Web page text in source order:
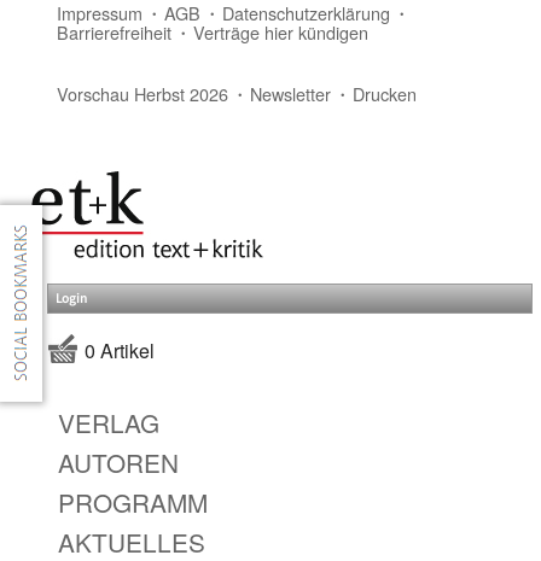
Impressum AGB Datenschutzerklärung
Barrierefreiheit Verträge hier kündigen
Vorschau Herbst 2026 Newsletter Drucken
Login
0 Artikel
VERLAG
AUTOREN
PROGRAMM
AKTUELLES